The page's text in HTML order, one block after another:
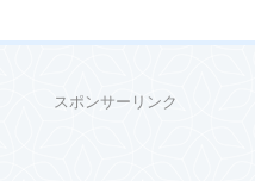
スポンサーリンク